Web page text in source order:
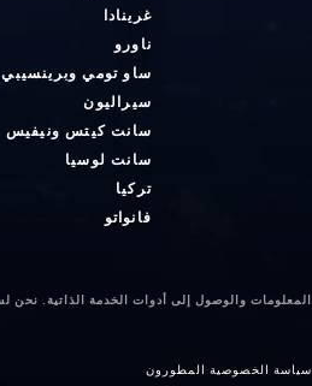
غرينادا
ناورو
ساو تومي وبرينسيبي
سيراليون
سانت كيتس ونيفيس
سانت لوسيا
تركيا
فانواتو
سياسة الخصوصية· المطورون